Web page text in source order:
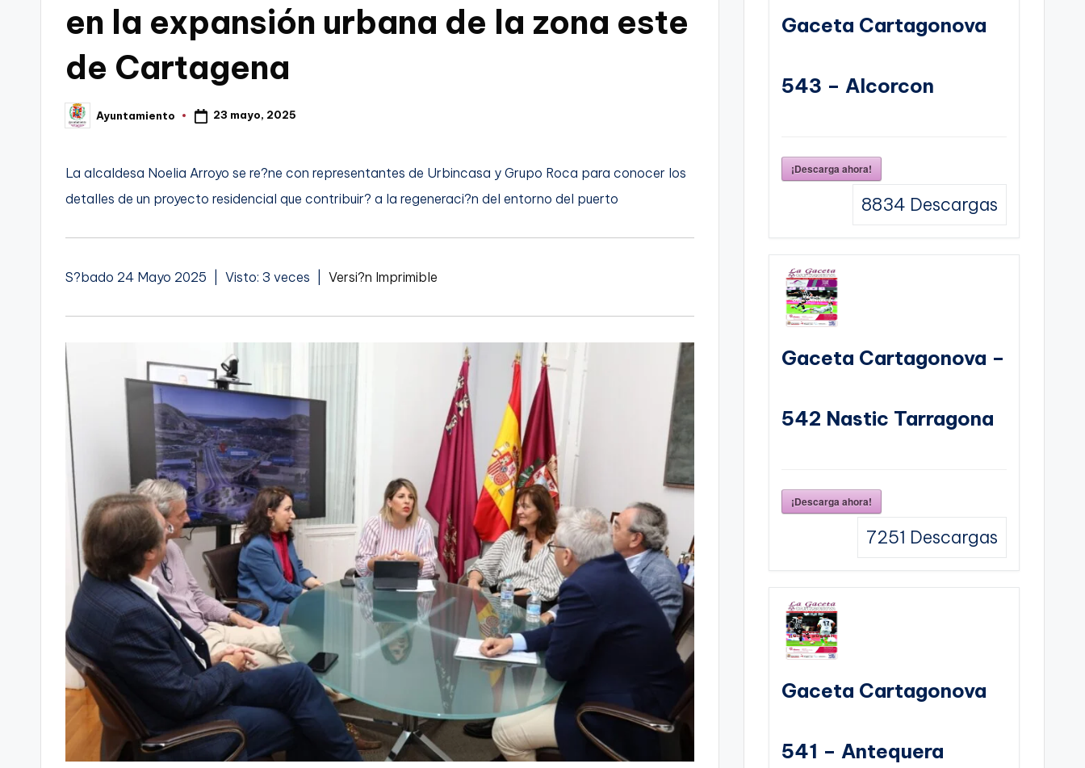
en la expansión urbana de la zona este
de Cartagena
Publicado
por
Ayuntamiento 23 mayo, 2025
La alcaldesa Noelia Arroyo se re?ne con representantes de Urbincasa y Grupo Roca para conocer los
detalles de un proyecto residencial que contribuir? a la regeneraci?n del entorno del puerto
S?bado 24 Mayo 2025 | Visto: 3 veces | Versi?n Imprimible
Gaceta Cartagonova
543 – Alcorcon
¡Descarga ahora!
8834 Descargas
Gaceta Cartagonova –
542 Nastic Tarragona
¡Descarga ahora!
7251 Descargas
Gaceta Cartagonova
541 – Antequera